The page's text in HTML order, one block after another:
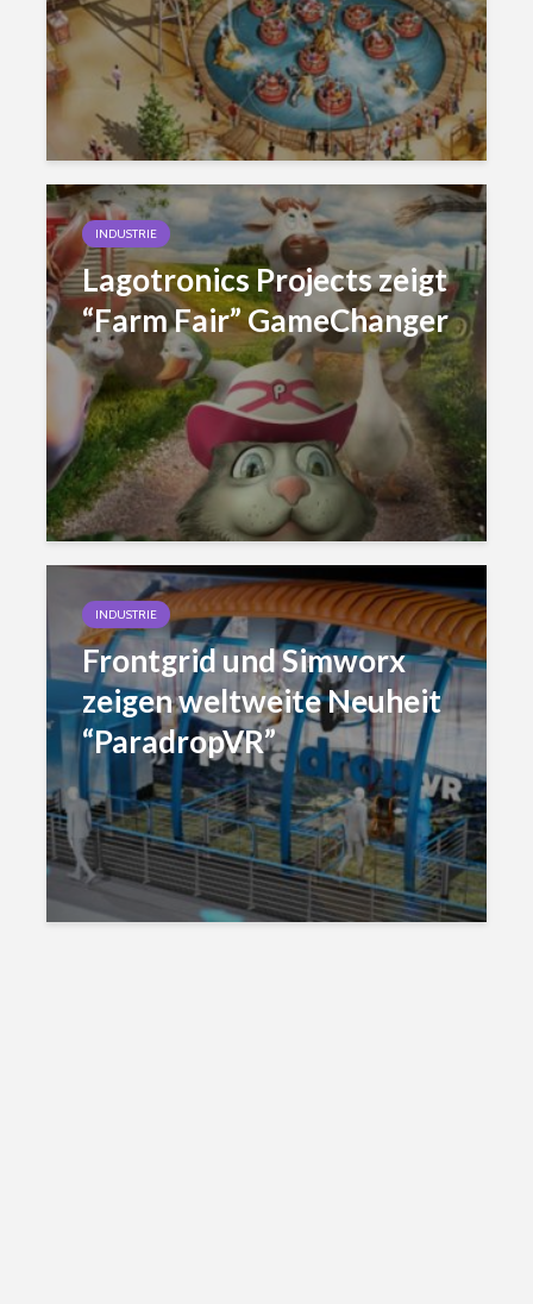
INDUSTRIE
Lagotronics Projects zeigt
“Farm Fair” GameChanger
INDUSTRIE
Frontgrid und Simworx
zeigen weltweite Neuheit
“ParadropVR”